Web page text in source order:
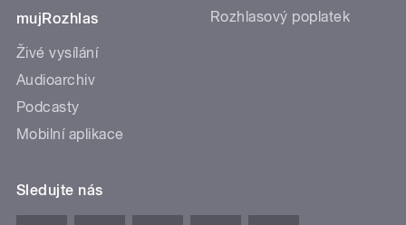
mujRozhlas
Živé vysílání
Audioarchiv
Podcasty
Mobilní aplikace
Rozhlasový poplatek
Sledujte nás